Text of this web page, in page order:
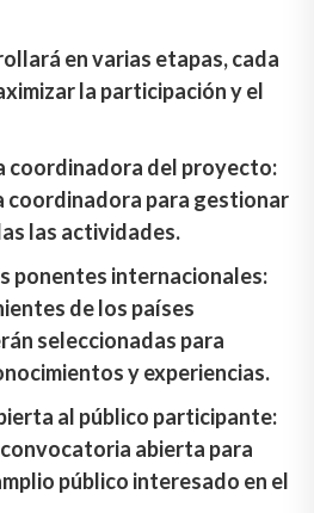
en varias etapas, cada
la participación y el
coordinadora del proyecto:
coordinadora para gestionar
las actividades.
ponentes internacionales:
de los países
seleccionadas para
y experiencias.
al público participante:
abierta para
público interesado en el